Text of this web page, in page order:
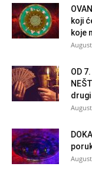
koji
koje
OD